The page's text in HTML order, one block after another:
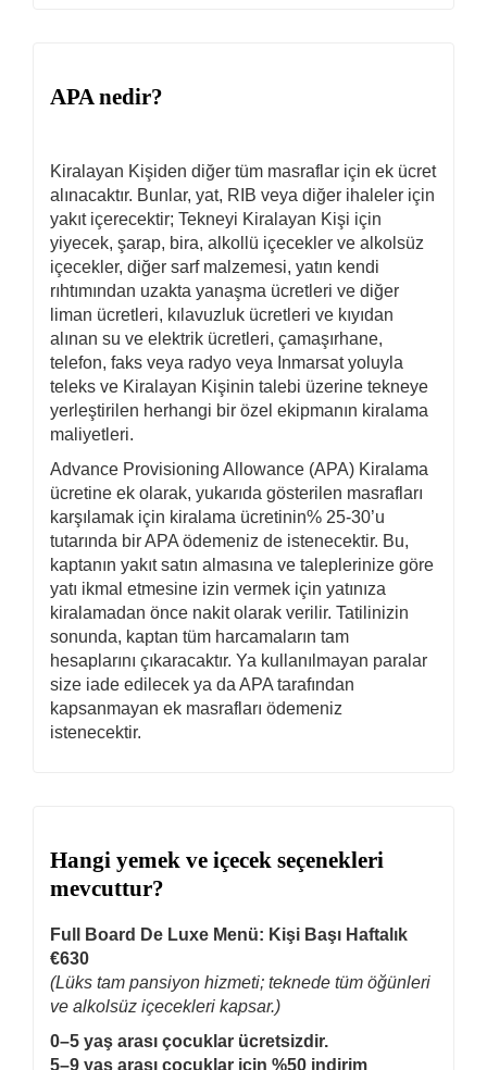
APA nedir?
Kiralayan Kişiden diğer tüm masraflar için ek ücret
alınacaktır. Bunlar, yat, RIB veya diğer ihaleler için
yakıt içerecektir; Tekneyi Kiralayan Kişi için
yiyecek, şarap, bira, alkollü içecekler ve alkolsüz
içecekler, diğer sarf malzemesi, yatın kendi
rıhtımından uzakta yanaşma ücretleri ve diğer
liman ücretleri, kılavuzluk ücretleri ve kıyıdan
alınan su ve elektrik ücretleri, çamaşırhane,
telefon, faks veya radyo veya Inmarsat yoluyla
teleks ve Kiralayan Kişinin talebi üzerine tekneye
yerleştirilen herhangi bir özel ekipmanın kiralama
maliyetleri.
Advance Provisioning Allowance (APA) Kiralama
ücretine ek olarak, yukarıda gösterilen masrafları
karşılamak için kiralama ücretinin% 25-30’u
tutarında bir APA ödemeniz de istenecektir. Bu,
kaptanın yakıt satın almasına ve taleplerinize göre
yatı ikmal etmesine izin vermek için yatınıza
kiralamadan önce nakit olarak verilir. Tatilinizin
sonunda, kaptan tüm harcamaların tam
hesaplarını çıkaracaktır. Ya kullanılmayan paralar
size iade edilecek ya da APA tarafından
kapsanmayan ek masrafları ödemeniz
istenecektir.
Hangi yemek ve içecek seçenekleri
mevcuttur?
Full Board De Luxe Menü: Kişi Başı Haftalık
€630
(Lüks tam pansiyon hizmeti; teknede tüm öğünleri
ve alkolsüz içecekleri kapsar.)
0–5 yaş arası çocuklar ücretsizdir.
5–9 yaş arası çocuklar için %50 indirim